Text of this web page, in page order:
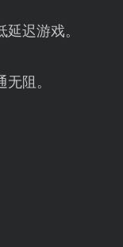
迟游戏。
阻。